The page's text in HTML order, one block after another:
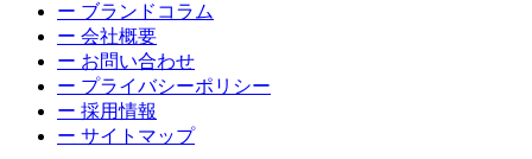
ー ブランドコラム
ー 会社概要
ー お問い合わせ
ー プライバシーポリシー
ー 採用情報
ー サイトマップ